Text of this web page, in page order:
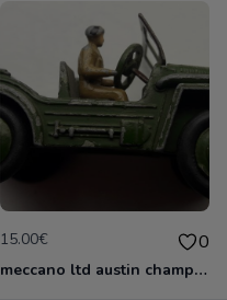
15.00€ 0
meccano ltd austin champ N°674